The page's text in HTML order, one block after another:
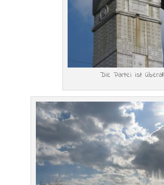
Die Partei ist überall